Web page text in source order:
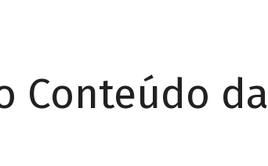
Conteúdo da